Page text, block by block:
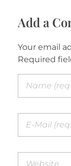
Add a
Your email
Required